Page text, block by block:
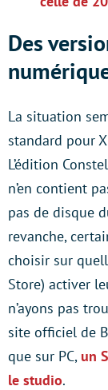
Des
La situation
standard pour
L’édition
n’en contient
pas de disque
revanche,
choisir sur
Store) activer
n’ayons pas
site officiel de
que sur PC, un
le studio.